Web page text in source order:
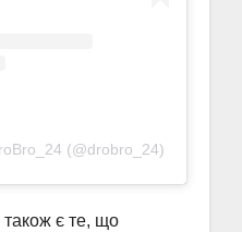
(@drobro_24)
є те, що